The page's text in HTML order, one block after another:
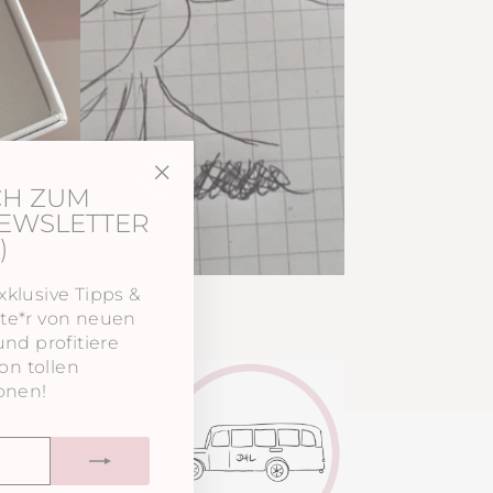
ZUM
Tipps &
von neuen
profitiere
tollen
"Schließen
(Esc)"